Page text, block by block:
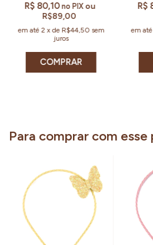
R$ 80,10no PIX ou
R$89,00
em até 2 xde R$44,50 sem
juros
COMPRAR
R$
em até
Para comprar com